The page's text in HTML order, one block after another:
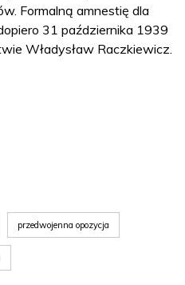
Formalną amnestię dla
31 października 1939
Władysław Raczkiewicz.
przedwojenna opozycja